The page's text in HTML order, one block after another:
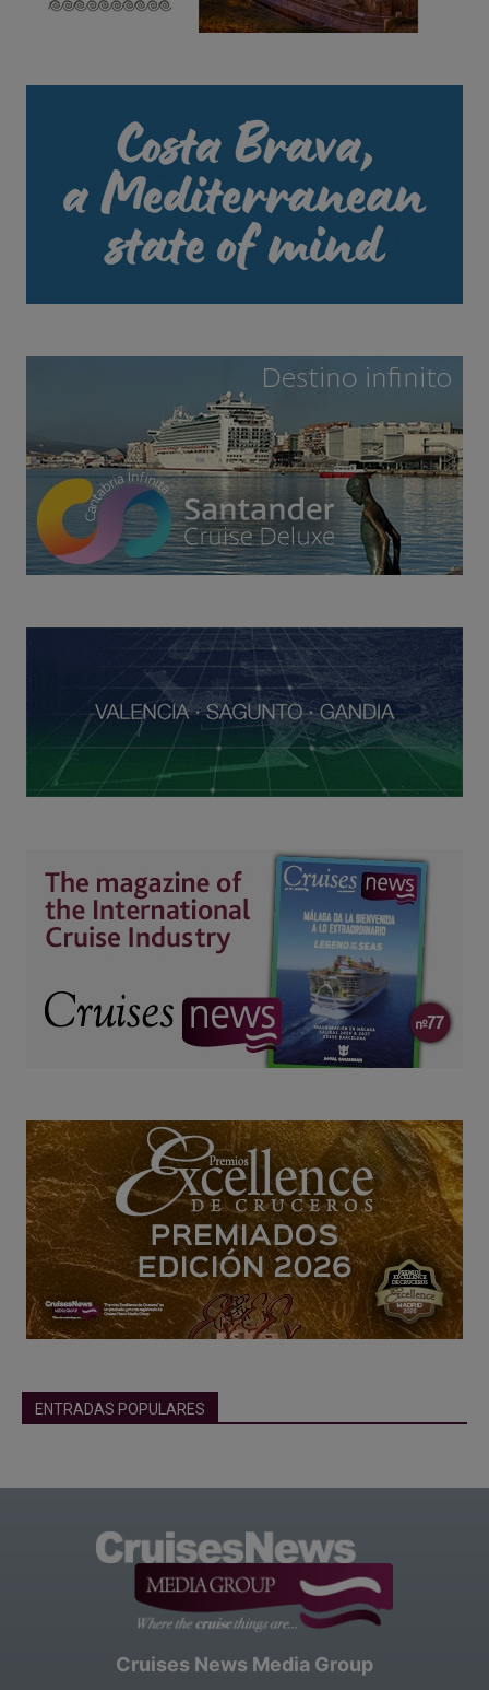
ENTRADAS POPULARES
Cruises News Media Group